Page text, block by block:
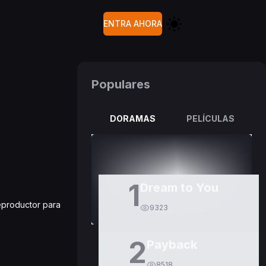
ENTRA AHORA
para
Populares
DORAMAS PELÍCULAS
1 9323
2